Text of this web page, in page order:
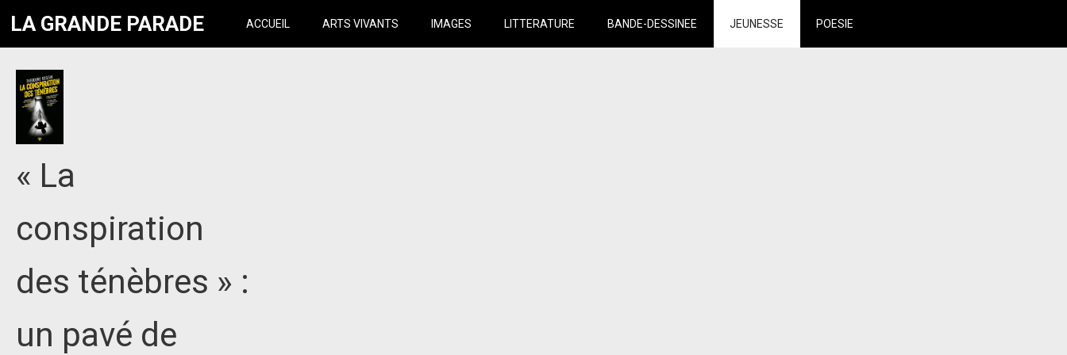
LA GRANDE PARADE ACCUEIL ARTS VIVANTS IMAGES LITTERATURE BANDE-DESSINEE JEUNESSE POESIE
« La
conspiration
des ténèbres » :
un pavé de